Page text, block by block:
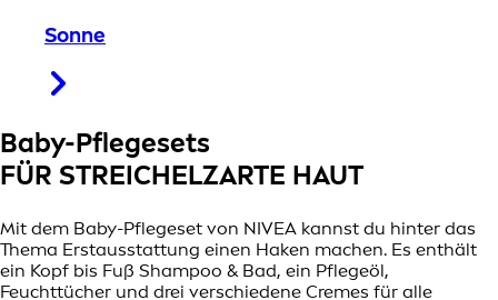
Sonne
Baby-Pflegesets
FÜR STREICHELZARTE HAUT
Mit dem Baby-Pflegeset von NIVEA kannst du hinter das
Thema Erstausstattung einen Haken machen. Es enthält
ein Kopf bis Fuß Shampoo & Bad, ein Pflegeöl,
Feuchttücher und drei verschiedene Cremes für alle